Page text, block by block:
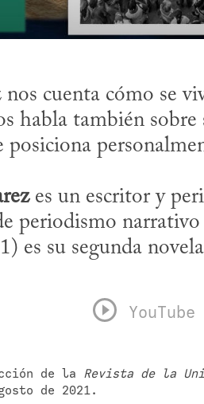
cuenta cómo se
habla también
posiciona
es un escritor y
periodismo
es su segunda
YouTube
de la Revista de la
de 2021.